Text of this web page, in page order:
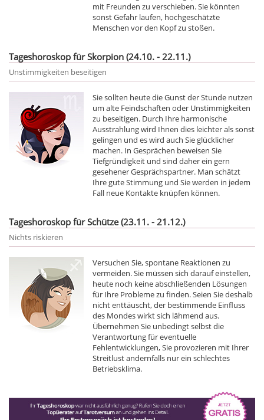
mit Freunden zu verschieben. Sie könnten
sonst Gefahr laufen, hochgeschätzte
Menschen vor den Kopf zu stoßen.
Tageshoroskop für Skorpion (24.10. - 22.11.)
Unstimmigkeiten beseitigen
Sie sollten heute die Gunst der Stunde nutzen
um alte Feindschaften oder Unstimmigkeiten
zu beseitigen. Durch Ihre harmonische
Ausstrahlung wird Ihnen dies leichter als sonst
gelingen und es wird auch Sie glücklicher
machen. In Gesprächen beweisen Sie
Tiefgründigkeit und sind daher ein gern
gesehener Gesprächspartner. Man schätzt
Ihre gute Stimmung und Sie werden in jedem
Fall neue Kontakte knüpfen können.
Tageshoroskop für Schütze (23.11. - 21.12.)
Nichts riskieren
Versuchen Sie, spontane Reaktionen zu
vermeiden. Sie müssen sich darauf einstellen,
heute noch keine abschließenden Lösungen
für Ihre Probleme zu finden. Seien Sie deshalb
nicht enttäuscht, der bestimmende Einfluss
des Mondes wirkt sich lähmend aus.
Übernehmen Sie unbedingt selbst die
Verantwortung für eventuelle
Fehlentwicklungen, Sie provozieren mit Ihrer
Streitlust andernfalls nur ein schlechtes
Betriebsklima.